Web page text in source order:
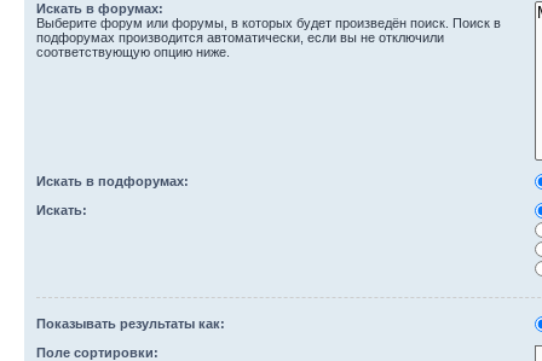
Искать в форумах:
Выберите форум или форумы, в которых будет произведён поиск. Поиск в
подфорумах производится автоматически, если вы не отключили
соответствующую опцию ниже.
Искать в подфорумах:
Искать:
Показывать результаты как:
Поле сортировки: